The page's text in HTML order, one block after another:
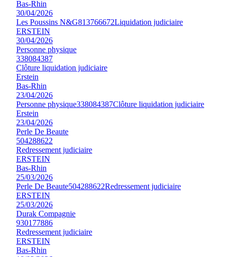
Bas-Rhin
30/04/2026
Les Poussins N&G813766672Liquidation judiciaire
ERSTEIN
30/04/2026
Personne physique
338084387
Clôture liquidation judiciaire
Erstein
Bas-Rhin
23/04/2026
Personne physique338084387Clôture liquidation judiciaire
Erstein
23/04/2026
Perle De Beaute
504288622
Redressement judiciaire
ERSTEIN
Bas-Rhin
25/03/2026
Perle De Beaute504288622Redressement judiciaire
ERSTEIN
25/03/2026
Durak Compagnie
930177886
Redressement judiciaire
ERSTEIN
Bas-Rhin